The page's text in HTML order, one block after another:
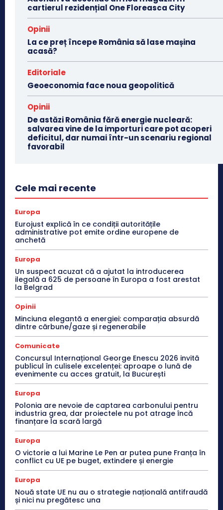
cartierul rezidențial One Floreasca City
Opinii
La ce preț începe România să lase mașina
acasă?
Editoriale
Geoeconomia face noua geopolitică
Opinii
De astăzi România fără energie nucleară:
salvarea vine de la importuri care pot acoperi
deficitul, dar numai într-un scenariu regional
favorabil
Cele mai recente
Europa
Eurojust explică în ce condiții autoritățile
administrative pot emite ordine europene de
anchetă
Europa
Un suspect acuzat că a ajutat la introducerea
ilegală a 625 de persoane în Europa a fost arestat
la Belgrad
Opinii
Minciuna elegantă a energiei: comparația absurdă
dintre cărbune/gaze și regenerabile
Comunicate
Concursul Internațional George Enescu 2026 invită
publicul în culisele excelenței: aproape o lună de
evenimente cu acces gratuit, la București
Europa
Polonia are nevoie de captarea carbonului pentru
industria grea, dar proiectele nu pot atrage încă
finanțare la scară largă
Europa
O victorie a lui Marine Le Pen ar putea pune Franța în
conflict cu UE pe buget, extindere și energie
Europa
Nouă state UE nu au o strategie națională antifraudă
și nici nu pregătesc una